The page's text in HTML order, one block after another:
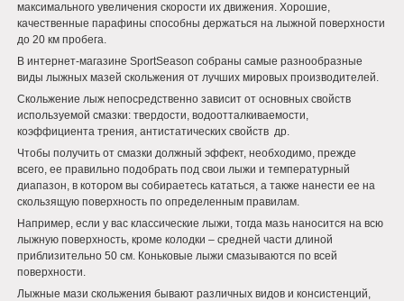
максимального увеличения скорости их движения. Хорошие,
качественные парафины способны держаться на лыжной поверхности
до 20 км пробега.
В интернет-магазине SportSeason собраны самые разнообразные
виды лыжных мазей скольжения от лучших мировых производителей.
Скольжение лыж непосредственно зависит от основных свойств
используемой смазки: твердости, водоотталкиваемости,
коэффициента трения, антистатических свойств др.
Чтобы получить от смазки должный эффект, необходимо, прежде
всего, ее правильно подобрать под свои лыжи и температурный
диапазон, в котором вы собираетесь кататься, а также нанести ее на
скользящую поверхность по определенным правилам.
Например, если у вас классические лыжи, тогда мазь наносится на всю
лыжную поверхность, кроме колодки – средней части длиной
приблизительно 50 см. Коньковые лыжи смазываются по всей
поверхности.
Лыжные мази скольжения бывают различных видов и консистенций,